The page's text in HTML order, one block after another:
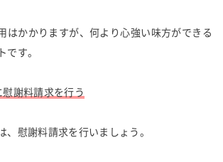
はかかりますが、何より心強い味方ができる
す。
謝料請求を行う
、慰謝料請求を行いましょう。